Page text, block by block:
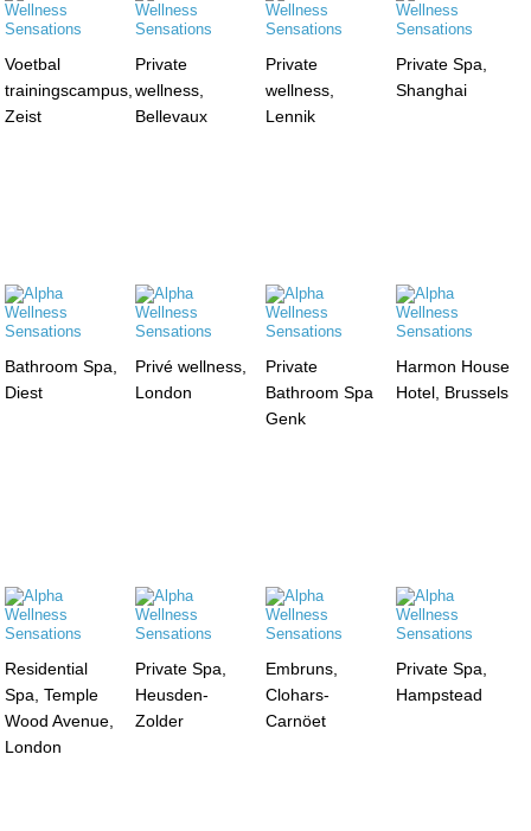
Voetbal
trainingscampus,
Zeist
Private
wellness,
Bellevaux
Private
wellness,
Lennik
Private Spa,
Shanghai
Bathroom Spa,
Diest
Privé wellness,
London
Private
Bathroom Spa
Genk
Harmon House
Hotel, Brussels
Residential
Spa, Temple
Wood Avenue,
London
Private Spa,
Heusden-
Zolder
Embruns,
Clohars-
Carnöet
Private Spa,
Hampstead